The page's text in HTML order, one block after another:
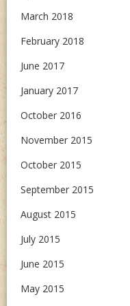
March 2018
February 2018
June 2017
January 2017
October 2016
November 2015
October 2015
September 2015
August 2015
July 2015
June 2015
May 2015